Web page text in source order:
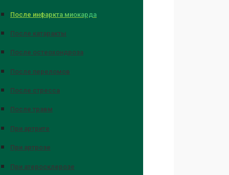
После инфаркта миокарда
После катаракты
После остеохондроза
После переломов
После стресса
После травм
При артрите
При артрозе
При атеросклерозе